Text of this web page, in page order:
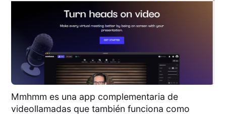
Mmhmm es una app complementaria de
videollamadas que también funciona como